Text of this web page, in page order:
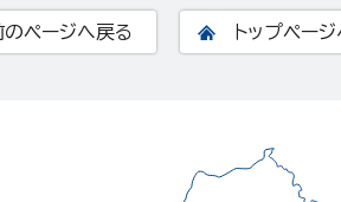
のページへ戻る トップペー